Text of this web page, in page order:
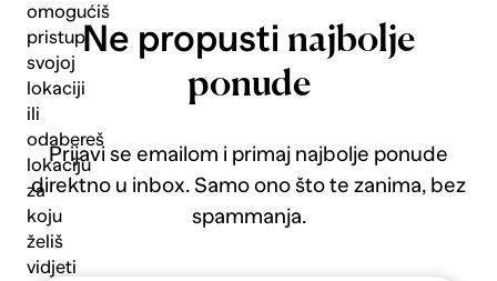
omogućiš
pristup
svojoj
lokaciji
ili
odabereš
lokaciju
za
koju
želiš
vidjeti
Ne propusti najbolje
ponude
Prijavi se emailom i primaj najbolje ponude
direktno u inbox. Samo ono što te zanima, bez
spammanja.